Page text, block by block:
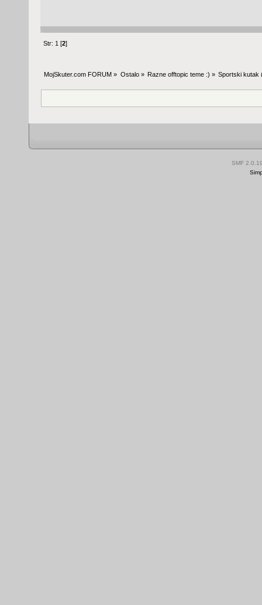
Str: 1 [2]
MojSkuter.com FORUM » Ostalo» Razne offtopic teme :) » Sportski kutak
SMF